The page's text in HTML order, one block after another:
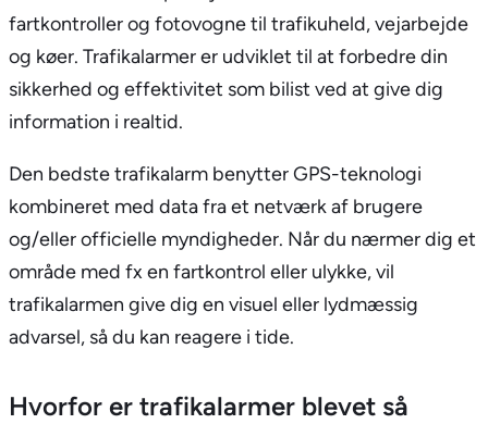
fartkontroller og fotovogne til trafikuheld, vejarbejde
og køer. Trafikalarmer er udviklet til at forbedre din
sikkerhed og effektivitet som bilist ved at give dig
information i realtid.
Den bedste trafikalarm benytter GPS-teknologi
kombineret med data fra et netværk af brugere
og/eller officielle myndigheder. Når du nærmer dig et
område med fx en fartkontrol eller ulykke, vil
trafikalarmen give dig en visuel eller lydmæssig
advarsel, så du kan reagere i tide.
Hvorfor er trafikalarmer blevet så